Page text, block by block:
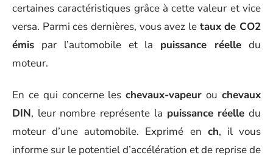
certaines caractéristiques grâce à cette valeur et vice
versa. Parmi ces dernières, vous avez le taux de CO2
émis par l’automobile et la puissance réelle du
moteur.
En ce qui concerne leschevaux-vapeur ouchevaux
DIN, leur nombre représente la puissance réelle du
moteur d’une automobile. Exprimé en ch, il vous
informe sur le potentiel d’accélération et de reprise de